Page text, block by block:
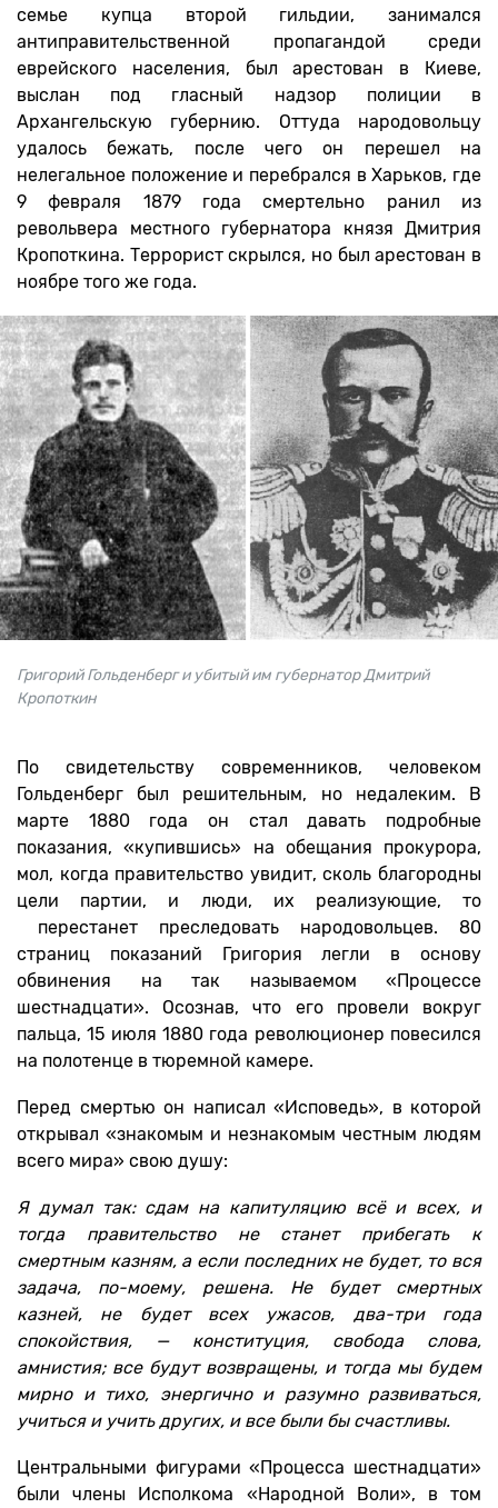
семье купца второй гильдии, занимался
антиправительственной пропагандой среди
еврейского населения, был арестован в Киеве,
выслан под гласный надзор полиции в
Архангельскую губернию. Оттуда народовольцу
удалось бежать, после чего он перешел на
нелегальное положение и перебрался в Харьков, где
9 февраля 1879 года смертельно ранил из
револьвера местного губернатора князя Дмитрия
Кропоткина. Террорист скрылся, но был арестован в
ноябре того же года.
Григорий Гольденберг и убитый им губернатор Дмитрий
Кропоткин
По свидетельству современников, человеком
Гольденберг был решительным, но недалеким. В
марте 1880 года он стал давать подробные
показания, «купившись» на обещания прокурора,
мол, когда правительство увидит, сколь благородны
цели партии, и люди, их реализующие, то
перестанет преследовать народовольцев. 80
страниц показаний Григория легли в основу
обвинения на так называемом «Процессе
шестнадцати». Осознав, что его провели вокруг
пальца, 15 июля 1880 года революционер повесился
на полотенце в тюремной камере.
Перед смертью он написал «Исповедь», в которой
открывал «знакомым и незнакомым честным людям
всего мира» свою душу:
Я думал так: сдам на капитуляцию всё и всех, и
тогда правительство не станет прибегать к
смертным казням, а если последних не будет, то вся
задача, по-моему, решена. Не будет смертных
казней, не будет всех ужасов, два-три года
спокойствия, — конституция, свобода слова,
амнистия; все будут возвращены, и тогда мы будем
мирно и тихо, энергично и разумно развиваться,
учиться и учить других, и все были бы счастливы.
Центральными фигурами «Процесса шестнадцати»
были члены Исполкома «Народной Воли», в том